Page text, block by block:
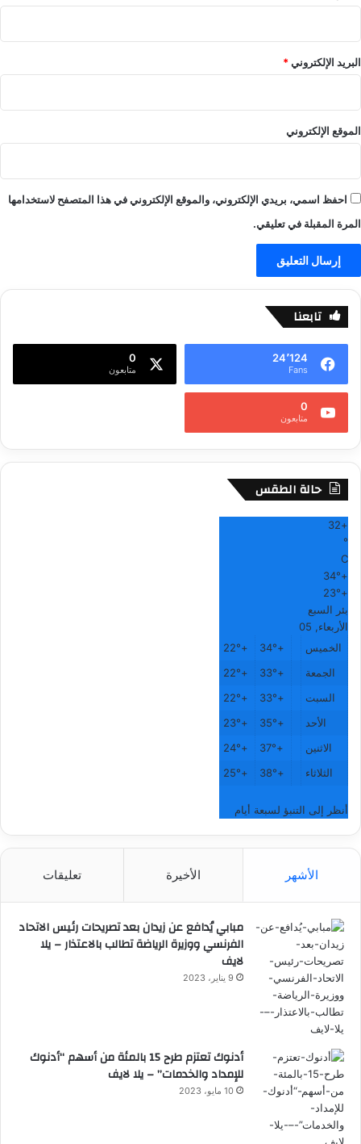
ب
ا
ف
ا
ل
ف
البريد الإلكتروني*
الموقع الإلكتروني
احفظ اسمي، بريدي الإلكتروني، والموقع الإلكتروني في هذا المتصفح لاستخدامها
المرة المقبلة في تعليقي.
تابعنا
24٬124
Fans
0
متابعون
0
متابعون
حالة الطقس
+
32
°
C
+
34°
+
23°
بئر السبع
الأربعاء, 05
الخميس
+
34°
+
22°
الجمعة
+
33°
+
22°
السبت
+
33°
+
22°
الأحد
+
35°
+
23°
الاثنين
+
37°
+
24°
الثلاثاء
+
38°
+
25°
أنظر إلى التنبؤ لسبعة أيام
الأشهر الأخيرة تعليقات
مبابي يُدافع عن زيدان بعد تصريحات رئيس الاتحاد
الفرنسي ووزيرة الرياضة تطالب بالاعتذار – يلا
لايف
9 يناير، 2023
أدنوك تعتزم طرح 15 بالمئة من أسهم “أدنوك
للإمداد والخدمات” – يلا لايف
10 مايو، 2023